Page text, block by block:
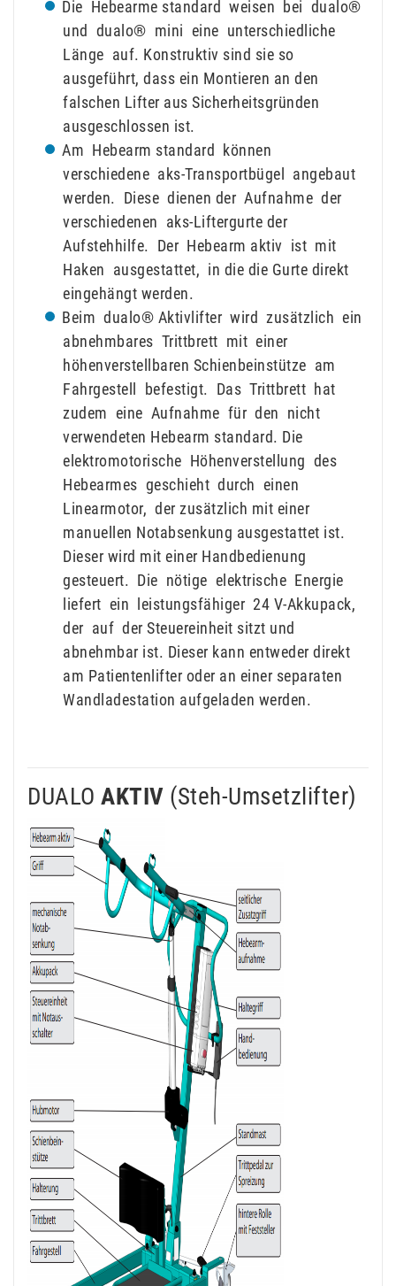
Die Hebearme standard weisen bei dualo®
und dualo® mini eine unterschiedliche
Länge auf. Konstruktiv sind sie so
ausgeführt, dass ein Montieren an den
falschen Lifter aus Sicherheitsgründen
ausgeschlossen ist.
Am Hebearm standard können
verschiedene aks-Transportbügel angebaut
werden. Diese dienen der Aufnahme der
verschiedenen aks-Liftergurte der
Aufstehhilfe. Der Hebearm aktiv ist mit
Haken ausgestattet, in die die Gurte direkt
eingehängt werden.
Beim dualo® Aktivlifter wird zusätzlich ein
abnehmbares Trittbrett mit einer
höhenverstellbaren Schienbeinstütze am
Fahrgestell befestigt. Das Trittbrett hat
zudem eine Aufnahme für den nicht
verwendeten Hebearm standard. Die
elektromotorische Höhenverstellung des
Hebearmes geschieht durch einen
Linearmotor, der zusätzlich mit einer
manuellen Notabsenkung ausgestattet ist.
Dieser wird mit einer Handbedienung
gesteuert. Die nötige elektrische Energie
liefert ein leistungsfähiger 24 V-Akkupack,
der auf der Steuereinheit sitzt und
abnehmbar ist. Dieser kann entweder direkt
am Patientenlifter oder an einer separaten
Wandladestation aufgeladen werden.
DUALO AKTIV (Steh-Umsetzlifter)